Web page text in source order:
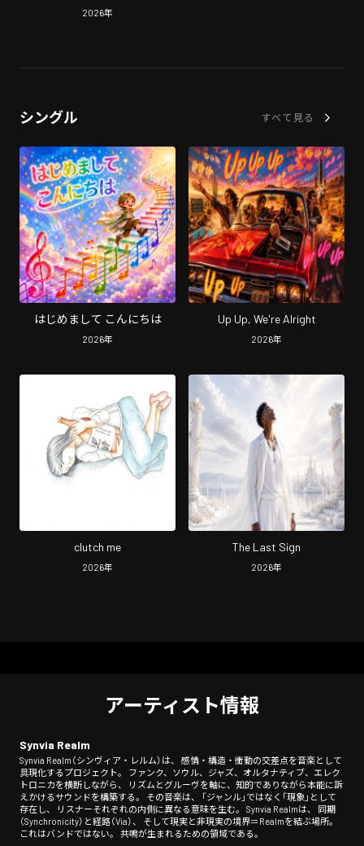
2026年
シングル すべて見る
はじめまして こんにちは
2026年
Up Up, We're Alright
2026年
clutch me
2026年
The Last Sign
2026年
アーティスト情報
Synvia Realm
Synvia Realm（シンヴィア・レルム）は、 感情・構造・衝動の交差点を音楽として
具現化するプロジェクト。 ファンク、ソウル、ジャズ、オルタナティブ、エレク
トロニカを横断しながら、 リズムとグルーヴを軸に、知的でありながら本能に訴
えかけるサウンドを構築する。 その音楽は、 「ジャンル」ではなく「現象」として
存在し、 リスナーそれぞれの内側に異なる意味を生む。 Synvia Realmは、 同期
（Synchronicity）と経路（Via）、 そして現実と非現実の境界＝Realmを結ぶ場所。
これはバンドではない。 共鳴が生まれるための領域である。